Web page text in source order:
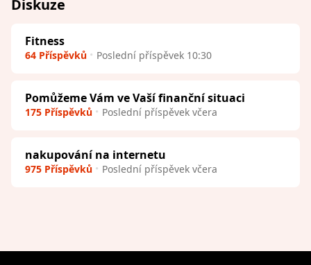
Diskuze
Fitness
64 Příspěvků Poslední příspěvek 10:30
Pomůžeme Vám ve Vaší finanční situaci
175 Příspěvků Poslední příspěvek včera
nakupování na internetu
975 Příspěvků Poslední příspěvek včera